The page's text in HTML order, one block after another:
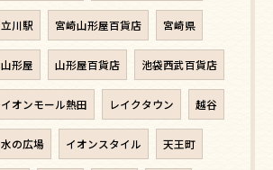
立川駅 宮崎山形屋百貨店 宮崎県
山形屋 山形屋百貨店 池袋西武百貨店
イオンモール熱田 レイクタウン 越谷
水の広場 イオンスタイル 天王町